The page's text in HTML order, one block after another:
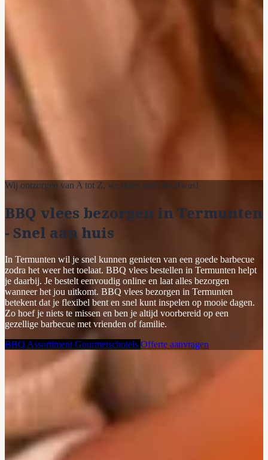
Wij ontzorgen van A tot Z, we doen zelfs de afwas!
BBQ vlees bezorgen in Termunten
- Snel aan huis
In Termunten wil je snel kunnen genieten van een goede barbecue
zodra het weer het toelaat. BBQ vlees bestellen in Termunten helpt
je daarbij. Je bestelt eenvoudig online en laat alles bezorgen
wanneer het jou uitkomt. BBQ vlees bezorgen in Termunten
betekent dat je flexibel bent en snel kunt inspelen op mooie dagen.
Zo hoef je niets te missen en ben je altijd voorbereid op een
gezellige barbecue met vrienden of familie.
BBQ Assortiment Gourmetschotels Offerte aanvragen